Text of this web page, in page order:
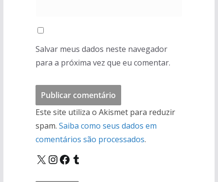
Salvar meus dados neste navegador
para a próxima vez que eu comentar.
Este site utiliza o Akismet para reduzir
spam. Saiba como seus dados em
comentários são processados.
X InstagramFacebook Tumblr